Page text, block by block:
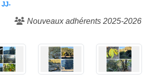
Nouveaux adhérents 2025-2026
JJ-